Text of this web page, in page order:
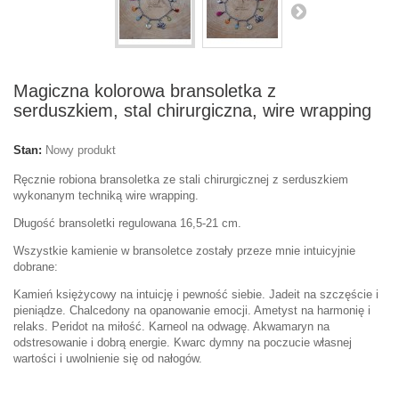
Magiczna kolorowa bransoletka z
serduszkiem, stal chirurgiczna, wire wrapping
Stan: Nowy produkt
Ręcznie robiona bransoletka ze stali chirurgicznej z serduszkiem
wykonanym techniką wire wrapping.
Długość bransoletki regulowana 16,5-21 cm.
Wszystkie kamienie w bransoletce zostały przeze mnie intuicyjnie
dobrane:
Kamień księżycowy na intuicję i pewność siebie. Jadeit na szczęście i
pieniądze. Chalcedony na opanowanie emocji. Ametyst na harmonię i
relaks. Peridot na miłość. Karneol na odwagę. Akwamaryn na
odstresowanie i dobrą energie. Kwarc dymny na poczucie własnej
wartości i uwolnienie się od nałogów.